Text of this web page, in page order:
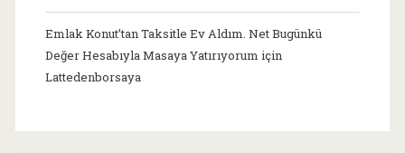
Emlak Konut’tan Taksitle Ev Aldım. Net Bugünkü
Değer Hesabıyla Masaya Yatırıyorum için
Lattedenborsaya